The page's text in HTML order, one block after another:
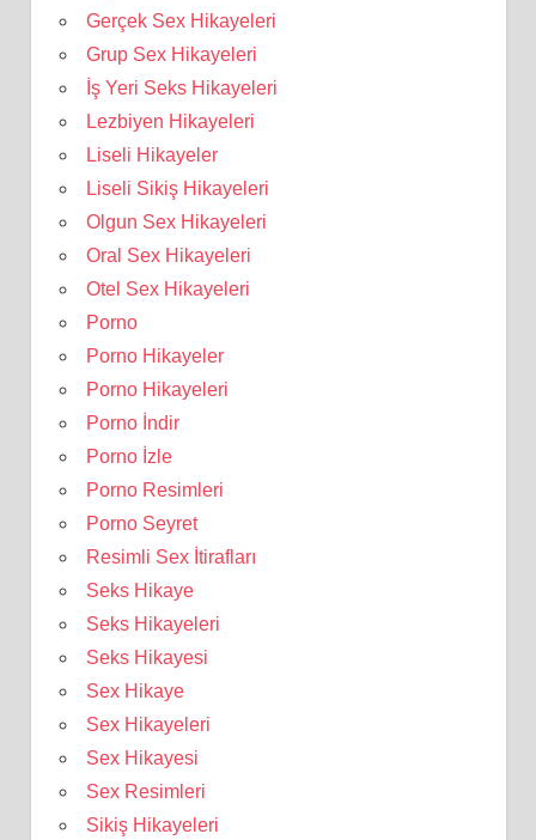
Gerçek Sex Hikayeleri
Grup Sex Hikayeleri
İş Yeri Seks Hikayeleri
Lezbiyen Hikayeleri
Liseli Hikayeler
Liseli Sikiş Hikayeleri
Olgun Sex Hikayeleri
Oral Sex Hikayeleri
Otel Sex Hikayeleri
Porno
Porno Hikayeler
Porno Hikayeleri
Porno İndir
Porno İzle
Porno Resimleri
Porno Seyret
Resimli Sex İtirafları
Seks Hikaye
Seks Hikayeleri
Seks Hikayesi
Sex Hikaye
Sex Hikayeleri
Sex Hikayesi
Sex Resimleri
Sikiş Hikayeleri